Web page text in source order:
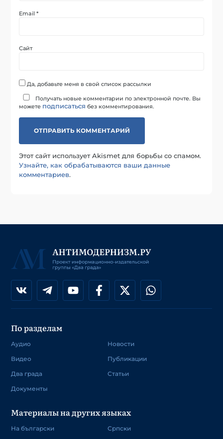
Email*
Сайт
Да, добавьте меня в свой список рассылки
Получать новые комментарии по электронной почте. Вы
можете подписаться без комментирования.
Этот сайт использует Akismet для борьбы со спамом.
Узнайте, как обрабатываются ваши данные
комментариев.
По разделам
Аудио
Видео
Два града
Документы
Новости
Публикации
Статьи
Материалы на других языках
На български
Српски